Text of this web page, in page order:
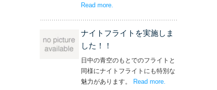
Read more– ‘単独飛行を実施しました！’
.
ナイトフライトを実施しま
した！！
日中の青空のもとでのフライトと
同様にナイトフライトにも特別な
魅力があります。
Read more